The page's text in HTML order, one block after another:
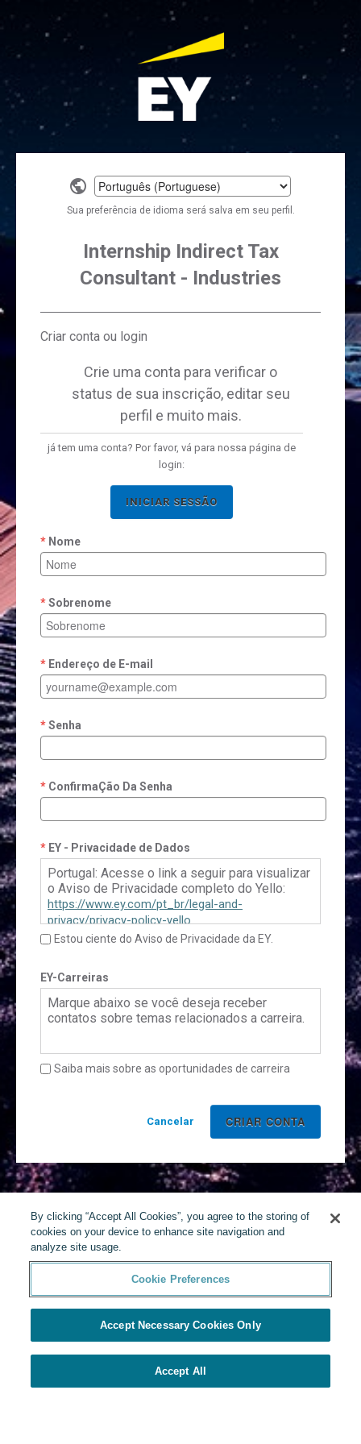
Select
a
language
Sua preferência de idioma será salva em seu perfil.
Internship Indirect Tax
Consultant - Industries
Criar conta ou login
Crie uma conta para verificar o
status de sua inscrição, editar seu
perfil e muito mais.
já tem uma conta? Por favor, vá para nossa página de
login:
INICIAR SESSÃO
Nome
Sobrenome
Endereço de E-mail
Senha
ConfirmaÇão Da Senha
EY - Privacidade de Dados
Portugal: Acesse o link a seguir para visualizar
o Aviso de Privacidade completo do Yello:
https://www.ey.com/pt_br/legal-and-
privacy/privacy-policy-yello
Brasil: Por favor, clique aquipara acessar a
Estou ciente do Aviso de Privacidade da EY.
EY-Carreiras
Marque abaixo se você deseja receber
contatos sobre temas relacionados a carreira.
Saiba mais sobre as oportunidades de carreira
Cancelar
By clicking “Accept All Cookies”, you agree to the storing of
cookies on your device to enhance site navigation and
analyze site usage.
Cookie Preferences
Accept Necessary Cookies Only
Accept All